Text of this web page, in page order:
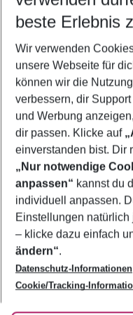
2 Erwachsene
Mehr
Footer
Footer navigation
Über uns
AGB
Bestpreisgarantie
Cookie-Einstellungen
Cookie-Richtlinie
Agenturbetreuung
Barrierefreies Reisen
Folge uns
beste Erlebnis
Wir verwenden
unsere Webseite für
können wir die
verbessern, dir
und Werbung
dir passen. Klicke auf
einverstanden bist. Dir
„Nur notwendige
anpassen“ kannst du
individuell anpassen.
Einstellungen
– klicke dazu einfach
ändern“.
Datenschutz-Informationen
Cookie/Tracking-